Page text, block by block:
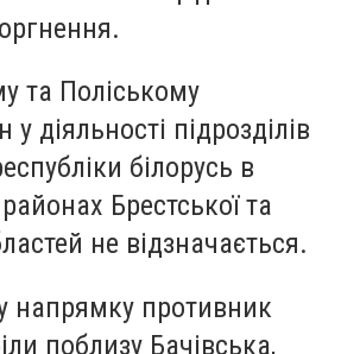
та Поліському
діяльності підрозділів
білорусь в
Брестської та
не відзначається.
напрямку противник
поблизу Бачівська,